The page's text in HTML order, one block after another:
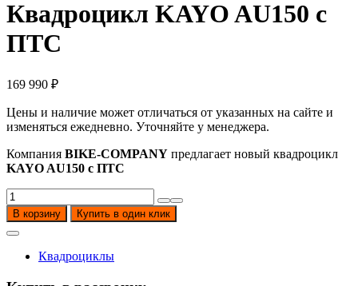
Квадроцикл KAYO AU150 с
ПТС
169 990 ₽
Цены и наличие может отличаться от указанных на сайте и
изменяться ежедневно. Уточняйте у менеджера.
Компания BIKE-COMPANY предлагает новый квадроцикл
KAYO AU150 с ПТС
Количество
товара
Квадроцикл
KAYO
AU150
ПТС
В корзину Купить в один клик
Квадроциклы